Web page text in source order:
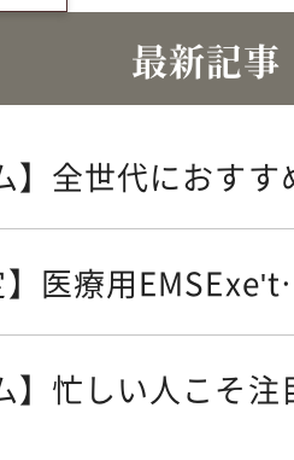
最新記事
】全世代におす
】医療用
】忙しい人こそ